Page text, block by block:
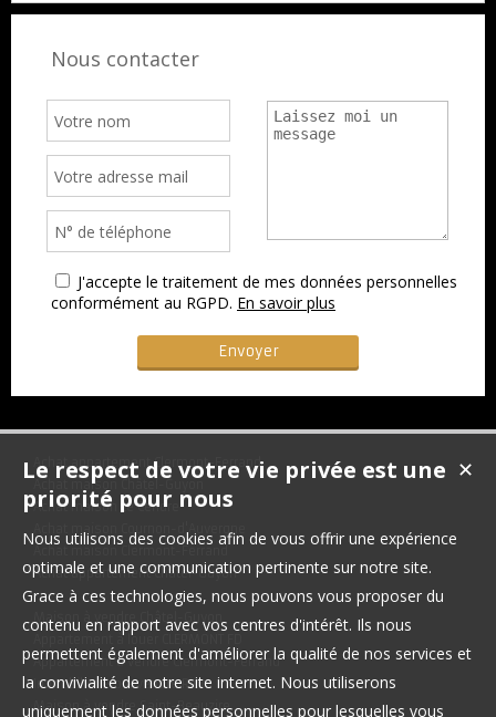
Nous contacter
J'accepte le traitement de mes données personnelles
conformément au RGPD. En savoir plus
Achat appartement Clermont-Ferrand
Achat maison Châtel-Guyon
Achat maison Le Cendre
Achat maison Cournon-d'Auvergne
Achat appartement Châtel-Guyon
Maison à vendre Châtel-Guyon
Appartement à louer CLERMONT FD
Appartement à vendre Clermont-Ferrand
Immobilier Pro à vendre Riom
Maison à vendre Saint-Beauzire
✕
Le respect de votre vie privée est une
priorité pour nous
Nous utilisons des cookies afin de vous offrir une expérience
optimale et une communication pertinente sur notre site.
Grace à ces technologies, nous pouvons vous proposer du
contenu en rapport avec vos centres d'intérêt. Ils nous
permettent également d'améliorer la qualité de nos services et
la convivialité de notre site internet. Nous utiliserons
uniquement les données personnelles pour lesquelles vous